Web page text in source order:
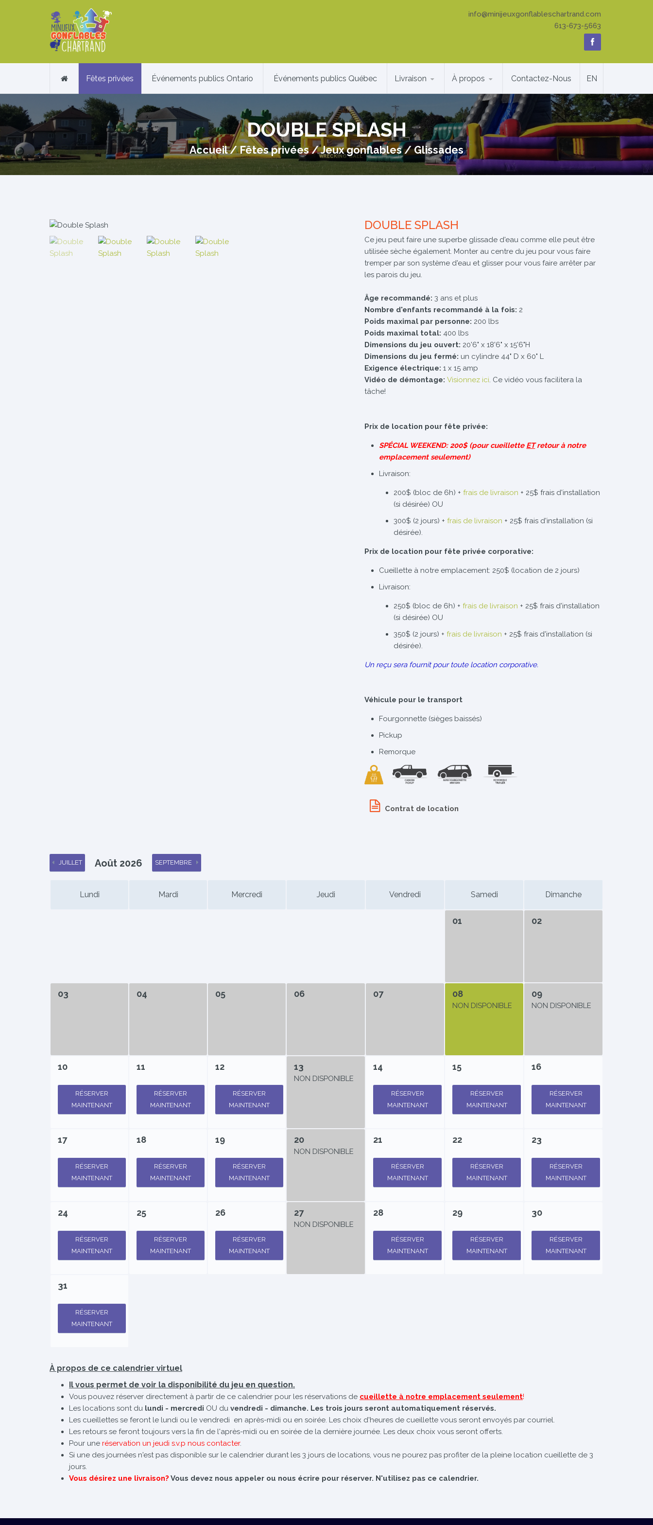
info@minijeuxgonflableschartrand.com
613-673-5663
Fêtes privées Événements publics Ontario Événements publics Québec Livraison À propos Contactez-Nous EN
DOUBLE SPLASH
Accueil/Fêtes privées/Jeux gonflables/Glissades
DOUBLE SPLASH
Ce jeu peut faire une superbe glissade d'eau comme elle peut être
utilisée sèche également. Monter au centre du jeu pour vous faire
tremper par son système d'eau et glisser pour vous faire arrêter par
les parois du jeu.
Âge recommandé: 3 ans et plus
Nombre d'enfants recommandé à la fois: 2
Poids maximal par personne: 200 lbs
Poids maximal total: 400 lbs
Dimensions du jeu ouvert: 20'6" x 18'6" x 15'6"H
Dimensions du jeu fermé: un cylindre 44" D x 60" L
Exigence électrique: 1 x 15 amp
Vidéo de démontage:Visionnez ici. Ce vidéo vous facilitera la
tâche!
Prix de location pour fête privée:
SPÉCIAL WEEKEND: 200$ (pour cueillette ETretour à notre
emplacement seulement)
Livraison:
200$ (bloc de 6h) +frais de livraison + 25$ frais d'installation
(si désirée) OU
300$ (2 jours) +frais de livraison + 25$ frais d'installation (si
désirée).
Prix de location pour fête privée corporative:
Cueillette à notre emplacement: 250$ (location de 2 jours)
Livraison:
250$ (bloc de 6h) +frais de livraison + 25$ frais d'installation
(si désirée) OU
350$ (2 jours) +frais de livraison + 25$ frais d'installation (si
désirée).
Un reçu sera fournit pour toute location corporative.
Véhicule pour le transport
Fourgonnette (sièges baissés)
Pickup
Remorque​
Contrat de location
JUILLET Août 2026 SEPTEMBRE
Lundi Mardi Mercredi Jeudi Vendredi Samedi Dimanche
01 02
03 04 05 06 07 08
NON DISPONIBLE
09
NON DISPONIBLE
10
RÉSERVER
MAINTENANT
11
RÉSERVER
MAINTENANT
12
RÉSERVER
MAINTENANT
13
NON DISPONIBLE
14
RÉSERVER
MAINTENANT
15
RÉSERVER
MAINTENANT
16
RÉSERVER
MAINTENANT
17
RÉSERVER
MAINTENANT
18
RÉSERVER
MAINTENANT
19
RÉSERVER
MAINTENANT
20
NON DISPONIBLE
21
RÉSERVER
MAINTENANT
22
RÉSERVER
MAINTENANT
23
RÉSERVER
MAINTENANT
24
RÉSERVER
MAINTENANT
25
RÉSERVER
MAINTENANT
26
RÉSERVER
MAINTENANT
27
NON DISPONIBLE
28
RÉSERVER
MAINTENANT
29
RÉSERVER
MAINTENANT
30
RÉSERVER
MAINTENANT
31
RÉSERVER
MAINTENANT
À propos de ce calendrier virtuel
Il vous permet de voir la disponibilité du jeu en question.
Vous pouvez réserver directement à partir de ce calendrier pour les réservations de cueillette à notre emplacement seulement!
Les locations sont du lundi - mercredi OU du vendredi - dimanche. Les trois jours seront automatiquement réservés.
Les cueillettes se feront le lundi ou le vendredi en après-midi ou en soirée. Les choix d'heures de cueillette vous seront envoyés par courriel.
Les retours se feront toujours vers la fin de l'après-midi ou en soirée de la dernière journée. Les deux choix vous seront offerts.
Pour une réservation un jeudi s.v.p nous contacter.
Si une des journées n'est pas disponible sur le calendrier durant les 3 jours de locations, vous ne pourez pas profiter de la pleine location cueillette de 3
jours.
Vous désirez une livraison? Vous devez nous appeler ou nous écrire pour réserver. N'utilisez pas ce calendrier.